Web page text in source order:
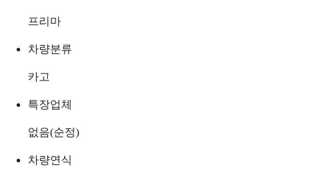
프리마
차량분류
카고
특장업체
없음(순정)
차량연식